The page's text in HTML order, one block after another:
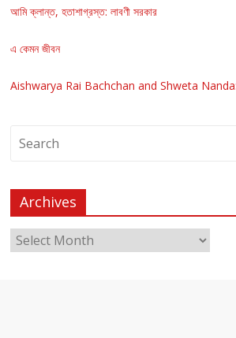
আমি ক্লান্ত, হতাশাগ্রস্ত: লাবণী সরকার
এ কেমন জীবন
Aishwarya Rai Bachchan and Shweta
Archives